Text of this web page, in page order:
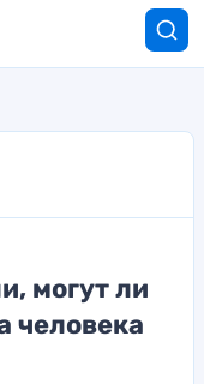
могут ли
человека